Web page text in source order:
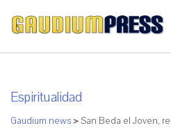
Espiritualidad
Gaudium news >San Beda el Joven,